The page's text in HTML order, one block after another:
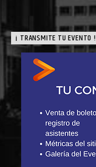
¡ TRANSMITE TU EVENTO !